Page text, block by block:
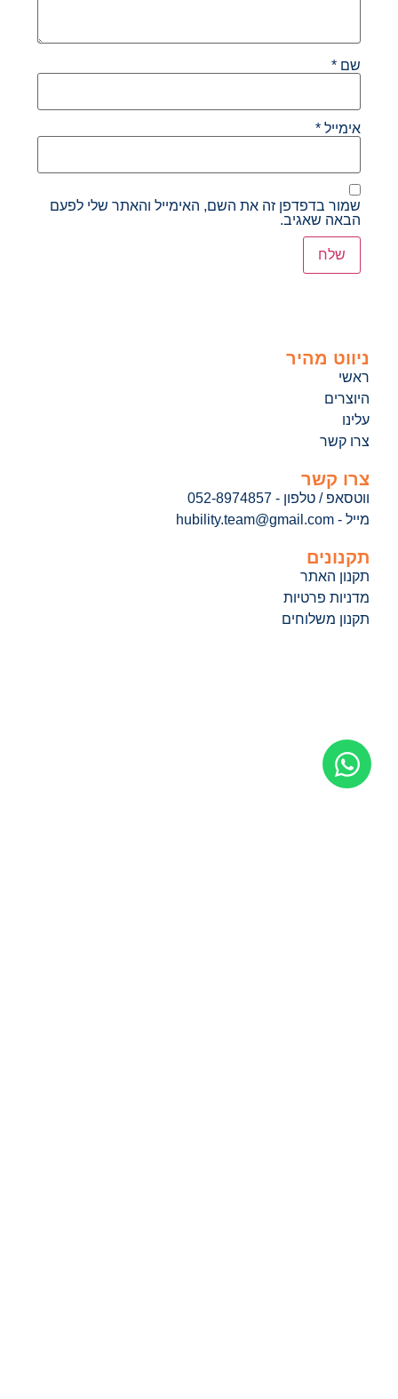
שם*
אימייל*
שמור בדפדפן זה את השם, האימייל והאתר שלי לפעם
הבאה שאגיב.
ניווט מהיר
ראשי
היוצרים
עלינו
צרו קשר
צרו קשר
ווטסאפ / טלפון - 052-8974857
מייל - hubility.team@gmail.com
תקנונים
תקנון האתר
מדניות פרטיות
תקנון משלוחים